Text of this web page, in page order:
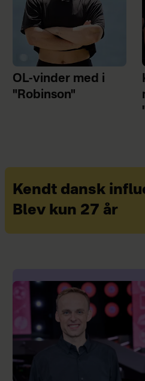
OL-vinder med i
"Robinson"
Kendt dansk
Blev kun 27 år